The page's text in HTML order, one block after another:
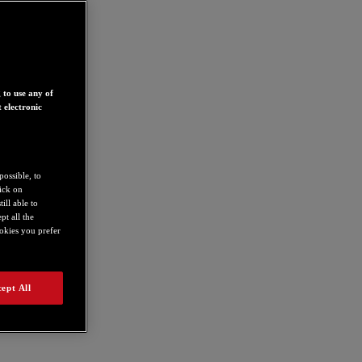
to use any of
electronic
to
on
able to
all the
you prefer
All